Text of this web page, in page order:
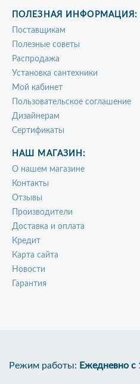
ПОЛЕЗНАЯ ИНФОРМАЦИЯ:
Поставщикам
Полезные советы
Распродажа
Установка сантехники
Мой кабинет
Пользовательское соглашение
Дизайнерам
Сертификаты
НАШ МАГАЗИН:
О нашем магазине
Контакты
Отзывы
Производители
Доставка и оплата
Кредит
Карта сайта
Новости
Гарантия
Режим работы: Ежедневно с